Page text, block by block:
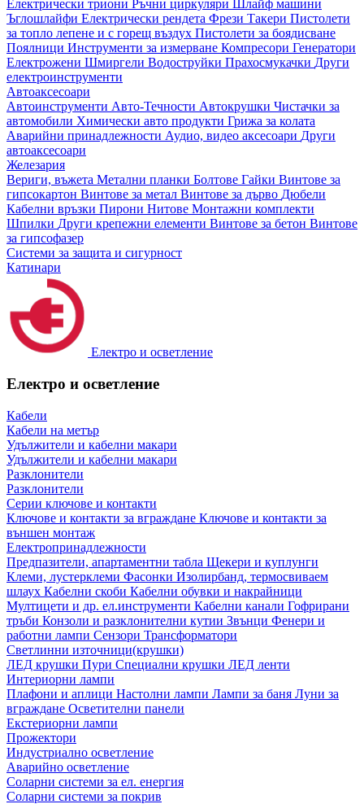
Електрически триони Ръчни циркуляри
Шлайф машини
Ъглошлайфи Електрически рендета Фрези Такери Пистолети
за топло лепене и с горещ въздух Пистолети за боядисване
Поялници Инструменти за измерване Компресори Генератори
Електрожени Шмиргели Водоструйки Прахосмукачки Други
електроинструменти
Автоаксесоари
Автоинструменти Авто-Течности Автокрушки Чистачки за
автомобили Химически авто продукти Грижа за колата
Аварийни принадлежности Аудио, видео аксесоари Други
автоаксесоари
Железария
Вериги, въжета Метални планки Болтове Гайки Винтове за
гипсокартон Винтове за метал Винтове за дърво Дюбели
Кабелни връзки Пирони Нитове Монтажни комплекти
Шпилки Други крепежни елементи Винтове за бетон Винтове
за гипсофазер
Системи за защита и сигурност
Катинари
Електро и осветление
Електро и осветление
Кабели
Кабели на метър
Удължители и кабелни макари
Удължители и кабелни макари
Разклонители
Разклонители
Серии ключове и контакти
Ключове и контакти за вграждане Ключове и контакти за
външен монтаж
Електропринадлежности
Предпазители, апартаментни табла Щекери и куплунги
Клеми, лустерклеми Фасонки Изолирбанд, термосвиваем
шлаух Кабелни скоби Кабелни обувки и накрайници
Мултицети и др. ел.инструменти Кабелни канали Гофрирани
тръби Конзоли и разклонителни кутии Звънци Фенери и
работни лампи Сензори Трансформатори
Светлинни източници(крушки)
ЛЕД крушки Пури Специални крушки ЛЕД ленти
Интериорни лампи
Плафони и аплици Настолни лампи Лампи за баня Луни за
вграждане Осветителни панели
Екстериорни лампи
Прожектори
Индустриално осветление
Аварийно осветление
Соларни системи за ел. енергия
Соларни системи за покрив